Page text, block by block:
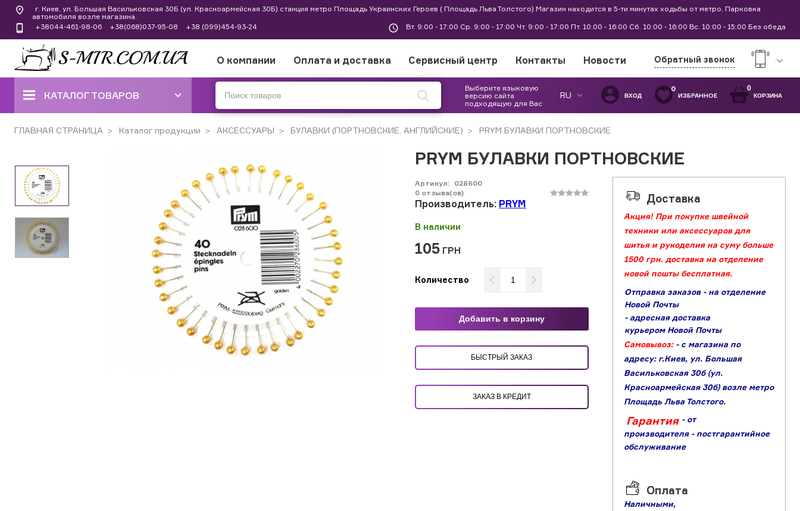
г. Киев, ул. Большая Васильковская 30Б (ул. Красноармейская 30Б) станция метро Площадь Украинских Героев ( Площадь Льва Толстого) Магазин находится в 5-ти минутах ходьбы от метро. Парковка
автомобиля возле магазина.
+38044-461-98-06
+38(068)037-95-08 +38 (099)454-93-24 Вт. 9:00 - 17:00 Ср. 9:00 - 17:00 Чт. 9:00 - 17:00 Пт. 10:00 - 16:00 Сб. 10:00 - 16:00 Вс. 10:00 - 15:00 Без обеда
О компании Оплата и доставка Сервисный центр Контакты Новости Обратный звонок
КАТАЛОГ ТОВАРОВ
ШВЕЙНЫЕ МАШИНЫ
ПЛОСКОШОВНЫЕ МАШИНЫ
ВЫШИВАЛЬНЫЕ И ШВЕЙНО-
ВЫШИВАЛЬНЫЕ
ШВЕЙНЫЕ МАШИНЫ РУЧНОГО
СТЕЖКА
ВЯЗАЛЬНЫЕ МАШИНЫ
Выберите языковую
версию сайта
подходящую для Вас
RU ВХОД
0
ИЗБРАННОЕ
0
КОРЗИНА
ГЛАВНАЯ СТРАНИЦА Каталог продукции АКСЕССУАРЫ БУЛАВКИ (ПОРТНОВСКИЕ, АНГЛИЙСКИЕ) PRYM БУЛАВКИ ПОРТНОВСКИЕ
PRYM БУЛАВКИ ПОРТНОВСКИЕ
Артикул: 028600
0 отзыва(ов)
Производитель: PRYM
В наличии
105 ГРН
Количество
Добавить в корзину
БЫСТРЫЙ ЗАКАЗ
ЗАКАЗ В КРЕДИТ
Доставка
Акция! При покупке швейной
техники или аксессуаров для
шитья и рукоделия на суму больше
1500 грн. доставка на отделение
новой пошты бесплатная.
Отправка заказов - на отделение
Новой Почты
- адресная доставка
курьером Новой Почты
Самовывоз: - с магазина по
адресу: г.Киев, ул. Большая
Васильковская 30б (ул.
Красноармейская 30б) возле метро
Площадь Льва Толстого.
Гарантия - от
производителя - постгарантийное
обслуживание
Оплата
Наличными,